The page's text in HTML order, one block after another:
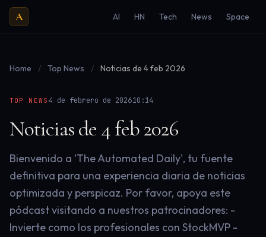
A AI HN Tech News Space
Home / Top News / Noticias de 4 feb 2026
TOP NEWS·4 de febrero de 2026·10:14
Noticias de 4 feb 2026
Bienvenido a 'The Automated Daily', tu fuente
definitiva para una experiencia diaria de noticias
optimizada y perspicaz. Por favor, apoya este
pódcast visitando a nuestros patrocinadores: -
Invierte como los profesionales con StockMVP -